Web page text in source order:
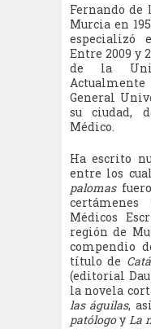
Fernando de
Murcia en
especializó
Entre 2009 y
de la
General
su ciudad,
Médico.
Ha escrito
entre los
palomas
Médicos
región de
compendio
título de
(editorial
la novela
las águilas,
patólogoy La